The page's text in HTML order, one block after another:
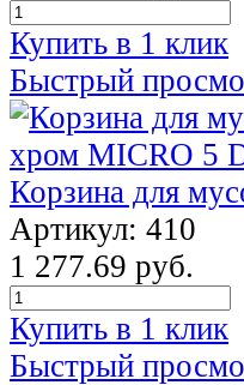
Купить в 1 клик
Быстрый
Корзина для
Артикул: 410
1 277.69 руб.
Купить в 1 клик
Быстрый